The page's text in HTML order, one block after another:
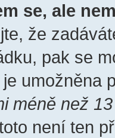
se, ale
že
pak se
umožněna
méně než
není ten